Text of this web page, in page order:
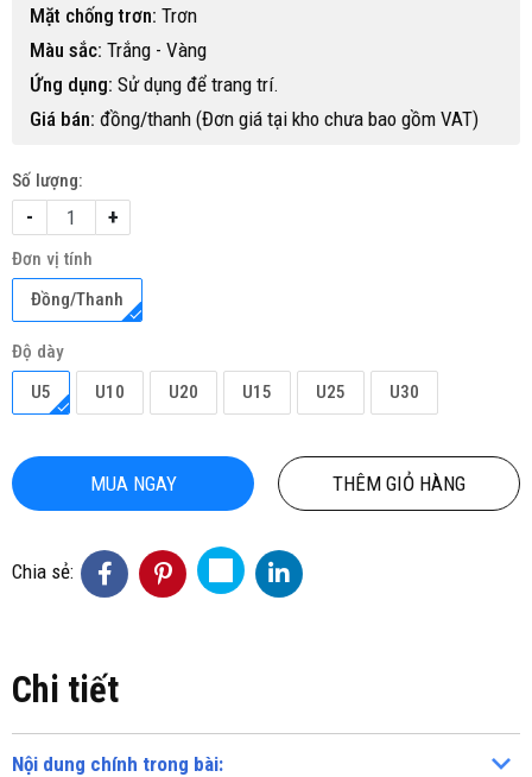
Mặt chống trơn: Trơn
Màu sắc: Trắng - Vàng
Ứng dụng: Sử dụng để trang trí.
Giá bán: đồng/thanh (Đơn giá tại kho chưa bao gồm VAT)
Số lượng:
- +
Đơn vị tính
Đồng/Thanh
Độ dày
U5
U10 U20 U15 U25 U30
MUA NGAY THÊM GIỎ HÀNG
Chia sẻ:
Chi tiết
Nội dung chính trong bài: